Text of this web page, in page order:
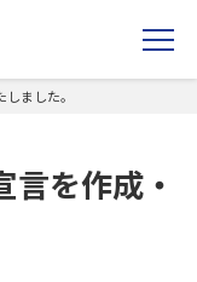
ました。
を作成・